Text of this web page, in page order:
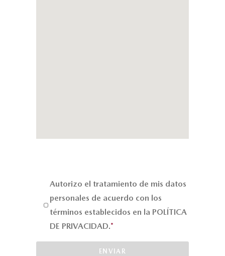
Autorizo el tratamiento de mis datos
personales de acuerdo con los
términos establecidos en la POLÍTICA
DE PRIVACIDAD.*
ENVIAR